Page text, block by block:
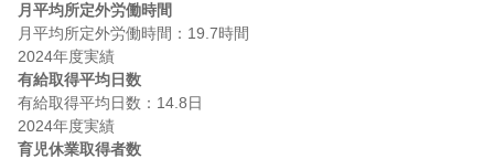
月平均所定外労働時間
月平均所定外労働時間：19.7時間
有給取得平均日数
有給取得平均日数：14.8日
育児休業取得者数